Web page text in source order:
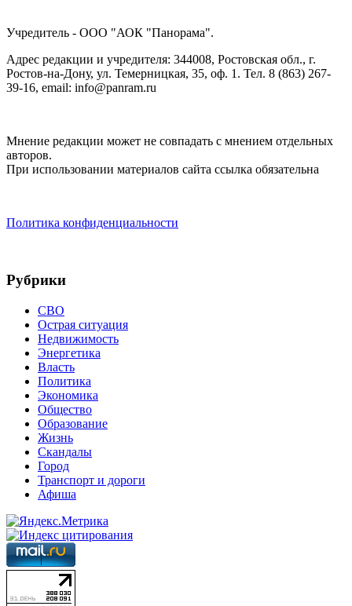
Учредитель - ООО "АОК "Панорама".
Адрес редакции и учредителя: 344008, Ростовская обл., г.
Ростов-на-Дону, ул. Темерницкая, 35, оф. 1. Тел. 8 (863) 267-
39-16, email: info@panram.ru
Мнение редакции может не совпадать с мнением отдельных
авторов.
При использовании материалов сайта ссылка обязательна
Политика конфиденциальности
Рубрики
СВО
Острая ситуация
Недвижимость
Энергетика
Власть
Политика
Экономика
Общество
Образование
Жизнь
Скандалы
Город
Транспорт и дороги
Афиша